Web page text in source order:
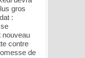
gros
:
nouveau
contre
de